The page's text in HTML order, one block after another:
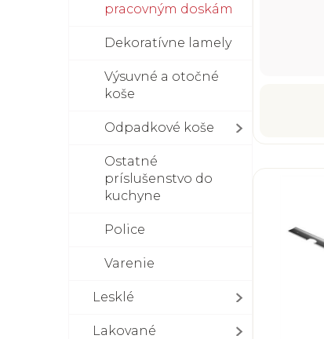
pracovným doskám
Dekoratívne lamely
Výsuvné a otočné
koše
Odpadkové koše
Ostatné
príslušenstvo do
kuchyne
Police
Varenie
Lesklé
Lakované